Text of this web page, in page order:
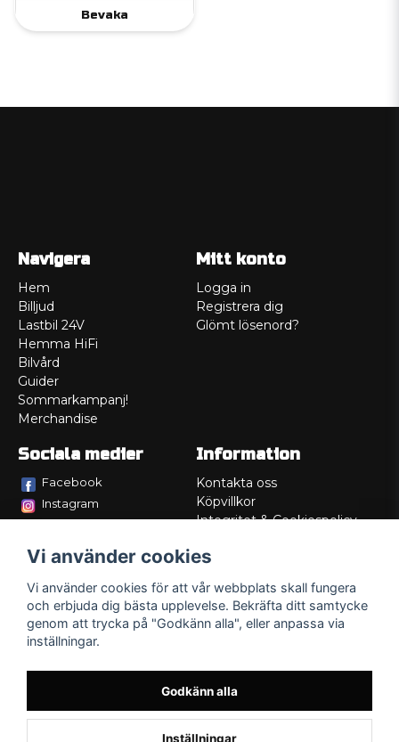
Bevaka
Navigera
Hem
Billjud
Lastbil 24V
Hemma HiFi
Bilvård
Guider
Sommarkampanj!
Merchandise
Mitt konto
Logga in
Registrera dig
Glömt lösenord?
Sociala medier
Facebook
Instagram
Information
Kontakta oss
Köpvillkor
Integritet & Cookiespolicy
Service/Garanti
Lådritning
Om oss
Vi använder cookies
Vi använder cookies för att vår webbplats skall fungera
och erbjuda dig bästa upplevelse. Bekräfta ditt samtycke
genom att trycka på "Godkänn alla", eller anpassa via
inställningar.
Godkänn alla
Inställningar